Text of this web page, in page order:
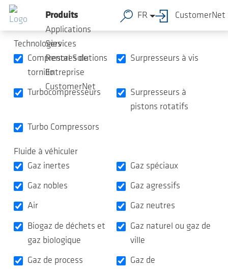
Sauter au contenu principal
Produits
Applications
Services
Rental Solutions
Entreprise
CustomerNet
FR CustomerNet
Vue d'ensemble des produits
Technologies
Compresores de
tornillo
Surpresseurs à vis
Turbocompresseurs
Surpresseurs à
pistons rotatifs
Turbo Compressors
Fluide à véhiculer
Gaz inertes
Gaz spéciaux
Gaz nobles Gaz agressifs
Air Gaz neutres
Biogaz de déchets et
gaz biologique
Gaz naturel ou gaz de
ville
Gaz de process
Gaz de